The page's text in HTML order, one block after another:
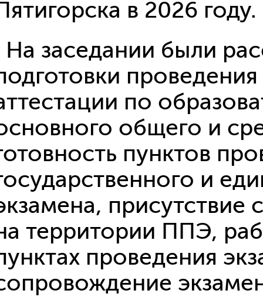
Экономика
условий
Рейтинг
в 2026 году.
На заседании были
по
общего и
пунктов
и
присутствие
территории ППЭ,
проведения